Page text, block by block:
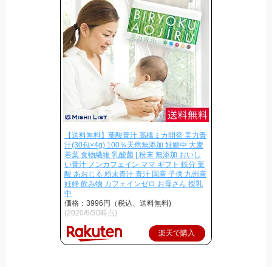
【送料無料】葉酸青汁 高橋ミカ開発 美力青
汁(30包×4g) 100％天然無添加 妊娠中 大麦
若葉 食物繊維 乳酸菌 | 粉末 無添加 おいし
い青汁 ノンカフェイン ママ ギフト 鉄分 葉
酸 あおじる 粉末青汁 青汁 国産 子供 九州産
妊婦 飲み物 カフェインゼロ お母さん 授乳
中
価格：3996円（税込、送料無料)
(2020/6/30時点)
楽天で購入